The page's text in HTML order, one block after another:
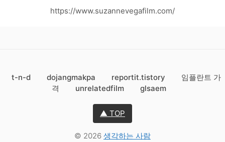
https://www.suzannevegafilm.com/
t-n-d dojangmakpa reportit.tistory
임플란트 가
격
unrelatedfilm glsaem
▲ TOP
© 2026 생각하는 사람